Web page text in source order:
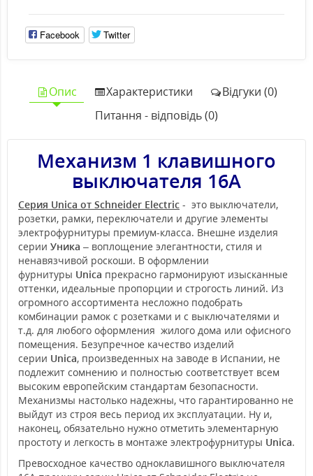
Facebook Twitter
Опис Характеристики
Відгуки (0)
Питання - відповідь (0)
Механизм 1 клавишного
выключателя 16А
Серия Unica от Schneider Electric - это выключатели,
розетки, рамки, переключатели и другие элементы
электрофурнитуры премиум-класса. Внешне изделия
серии Уника – воплощение элегантности, стиля и
ненавязчивой роскоши. В оформлении
фурнитуры Unica прекрасно гармонируют изысканные
оттенки, идеальные пропорции и строгость линий. Из
огромного ассортимента несложно подобрать
комбинации рамок с розетками и с выключателями и
т.д. для любого оформления жилого дома или офисного
помещения. Безупречное качество изделий
серии Unica, произведенных на заводе в Испании, не
подлежит сомнению и полностью соответствует всем
высоким европейским стандартам безопасности.
Механизмы настолько надежны, что гарантированно не
выйдут из строя весь период их эксплуатации. Ну и,
наконец, обязательно нужно отметить элементарную
простоту и легкость в монтаже электрофурнитуры Unica.
Превосходное качество одноклавишного выключателя